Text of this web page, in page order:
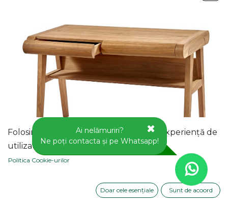
Folosim cookie-uri pentru a vă oferi o experiență de
utilizator mai bună pe acest site web.
Politica Cookie-urilor
Doar cele esențiale Sunt de acoord
Ai nelămuriri?
Ne poți contacta și pe Whatsapp!